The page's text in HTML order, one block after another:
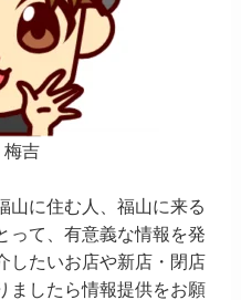
梅吉
山に住む人、福山に来る
って、有意義な情報を発
したいお店や新店・閉店
ましたら情報提供をお願